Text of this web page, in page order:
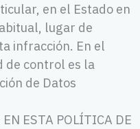
en el Estado en
lugar de
infracción. En el
de control es la
de Datos
ESTA POLÍTICA DE